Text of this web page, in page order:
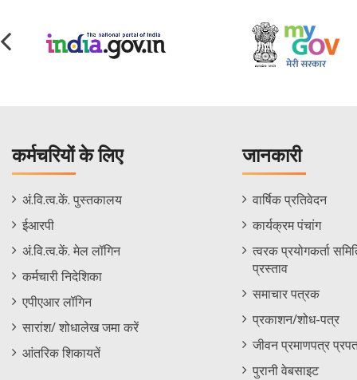
कर्मचरियों के लिए
Staff
Footer
Menu
अं.वि.त्व.कें. पुस्तकालय
ईआरपी
अं.वि.त्व.कें. मेल लॉगिन
कर्मचारी निदेशिका
एपीएआर लॉगिन
सारांश/ शोधालेख जमा करें
आंतरिक शिकायतें
जानकारी
Informations
Menu
वार्षिक प्रतिवेदन
कार्यक्रम पंचांग
त्वरक प्रयोगकर्ता
प्रस्ताव
समाचार पत्रक
प्रकाशन/शोध-पत्र
जीवन प्रमाणपत्र
पुरानी वेबसाइट